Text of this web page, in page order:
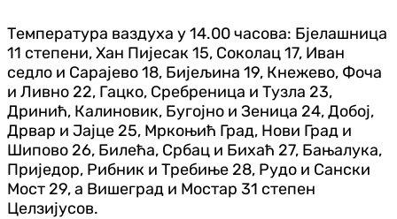
Температура ваздуха у 14.00 часова: Бјелашница
11 степени, Хан Пијесак 15, Соколац 17, Иван
седло и Сарајево 18, Бијељина 19, Кнежево, Фоча
и Ливно 22, Гацко, Сребреница и Тузла 23,
Дринић, Калиновик, Бугојно и Зеница 24, Добој,
Дрвар и Јајце 25, Мркоњић Град, Нови Град и
Шипово 26, Билећа, Србац и Бихаћ 27, Бањалука,
Приједор, Рибник и Требиње 28, Рудо и Сански
Мост 29, а Вишеград и Мостар 31 степен
Целзијусов.